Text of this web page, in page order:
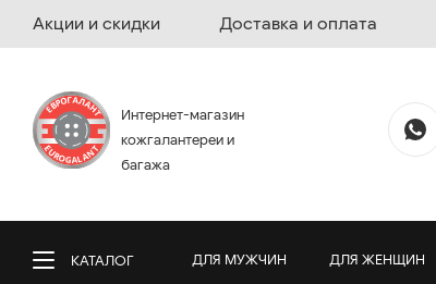
Акции и скидки Доставка и оплата
Интернет-магазин
кожгалантереи и
багажа
КАТАЛОГ ДЛЯ МУЖЧИН ДЛЯ ЖЕНЩИН